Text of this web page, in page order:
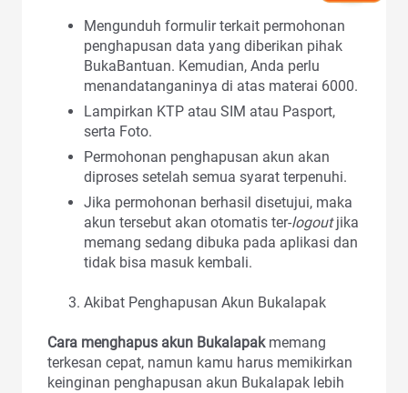
Mengunduh formulir terkait permohonan
penghapusan data yang diberikan pihak
BukaBantuan. Kemudian, Anda perlu
menandatanganinya di atas materai 6000.
Lampirkan KTP atau SIM atau Pasport,
serta Foto.
Permohonan penghapusan akun akan
diproses setelah semua syarat terpenuhi.
Jika permohonan berhasil disetujui, maka
akun tersebut akan otomatis ter-logoutjika
memang sedang dibuka pada aplikasi dan
tidak bisa masuk kembali.
Akibat Penghapusan Akun Bukalapak
Cara menghapus akun Bukalapak memang
terkesan cepat, namun kamu harus memikirkan
keinginan penghapusan akun Bukalapak lebih